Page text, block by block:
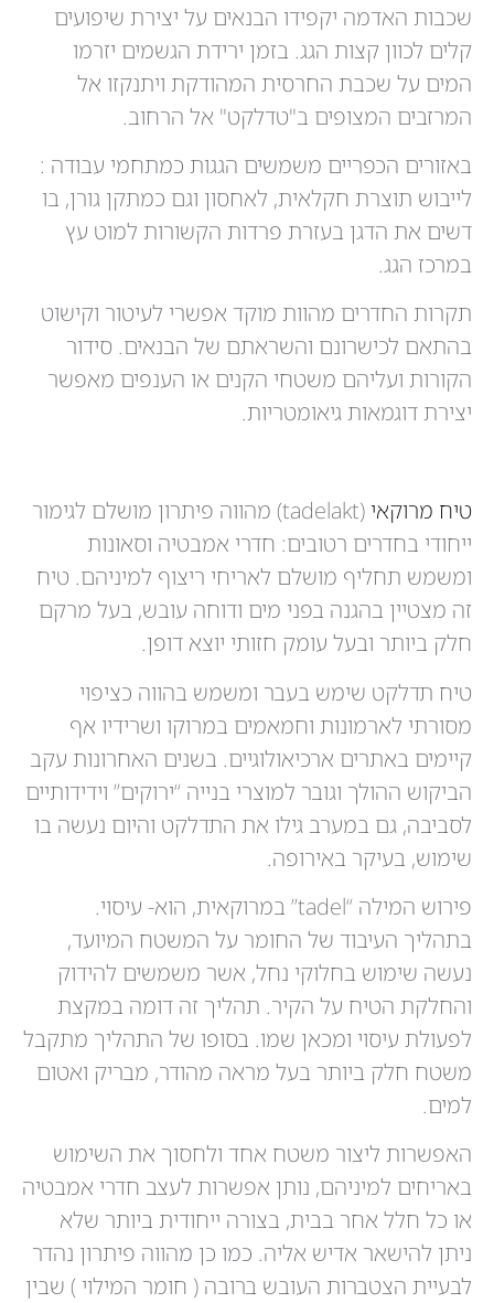
שכבות האדמה יקפידו הבנאים על יצירת שיפועים
קלים לכוון קצות הגג. בזמן ירידת הגשמים יזרמו
המים על שכבת החרסית המהודקת ויתנקזו אל
המרזבים המצופים ב"טדלקט" אל הרחוב.
באזורים הכפריים משמשים הגגות כמתחמי עבודה :
לייבוש תוצרת חקלאית, לאחסון וגם כמתקן גורן, בו
דשים את הדגן בעזרת פרדות הקשורות למוט עץ
במרכז הגג.
תקרות החדרים מהוות מוקד אפשרי לעיטור וקישוט
בהתאם לכישרונם והשראתם של הבנאים. סידור
הקורות ועליהם משטחי הקנים או הענפים מאפשר
יצירת דוגמאות גיאומטריות.
טיח מרוקאי
(tadelakt) מהווה פיתרון מושלם לגימור
ייחודי בחדרים רטובים: חדרי אמבטיה וסאונות
ומשמש תחליף מושלם לאריחי ריצוף למיניהם. טיח
זה מצטיין בהגנה בפני מים ודוחה עובש, בעל מרקם
חלק ביותר ובעל עומק חזותי יוצא דופן.
טיח תדלקט שימש בעבר ומשמש בהווה כציפוי
מסורתי לארמונות וחמאמים במרוקו ושרידיו אף
קיימים באתרים ארכיאולוגיים. בשנים האחרונות עקב
הביקוש ההולך וגובר למוצרי בנייה “ירוקים” וידידותיים
לסביבה, גם במערב גילו את התדלקט והיום נעשה בו
שימוש, בעיקר באירופה.
פירוש המילה “tadel” במרוקאית, הוא- עיסוי.
בתהליך העיבוד של החומר על המשטח המיועד,
נעשה שימוש בחלוקי נחל, אשר משמשים להידוק
והחלקת הטיח על הקיר. תהליך זה דומה במקצת
לפעולת עיסוי ומכאן שמו. בסופו של התהליך מתקבל
משטח חלק ביותר בעל מראה מהודר, מבריק ואטום
למים.
האפשרות ליצור משטח אחד ולחסוך את השימוש
באריחים למיניהם, נותן אפשרות לעצב חדרי אמבטיה
או כל חלל אחר בבית, בצורה ייחודית ביותר שלא
ניתן להישאר אדיש אליה. כמו כן מהווה פיתרון נהדר
לבעיית הצטברות העובש ברובה ( חומר המילוי ) שבין